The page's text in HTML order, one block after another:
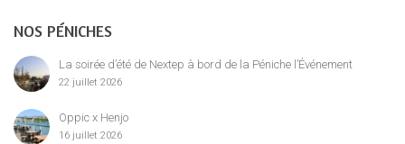
NOS PÉNICHES
La soirée d’été de Nextep à bord de la Péniche l’Événement
22 juillet 2026
Oppic x Henjo
16 juillet 2026